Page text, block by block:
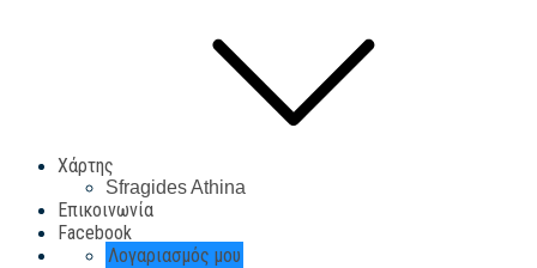
Χάρτης
Sfragides Athina
Επικοινωνία
Facebook
Λογαριασμός μου